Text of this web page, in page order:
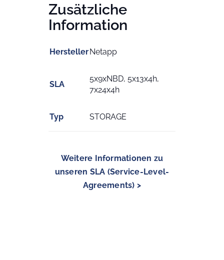
Zusätzliche
Information
HerstellerNetapp
SLA
5x9xNBD, 5x13x4h,
7x24x4h
Typ STORAGE
Weitere Informationen zu
unseren SLA (Service-Level-
Agreements) >